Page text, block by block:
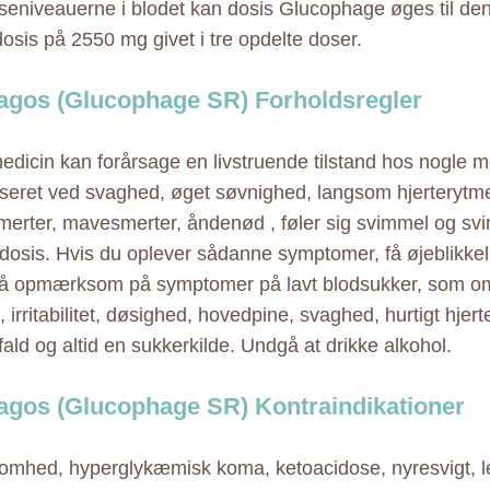
i blodet kan dosis Glucophage øges til
på 2550 mg givet i tre opdelte doser.
(Glucophage SR) Forholdsregler
kan forårsage en livstruende tilstand hos nogle
ved svaghed, øget søvnighed, langsom
mavesmerter, åndenød , føler sig svimmel og
Hvis du oplever sådanne symptomer, få
opmærksom på symptomer på lavt blodsukker, som
irritabilitet, døsighed, hovedpine, svaghed, hurtigt
og altid en sukkerkilde. Undgå at drikke alkohol.
(Glucophage SR) Kontraindikationer
hyperglykæmisk koma, ketoacidose, nyresvigt,